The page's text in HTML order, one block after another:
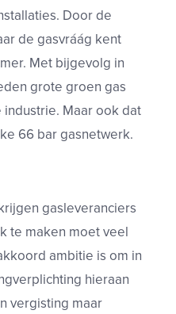
Door de
de gasvráág kent
Met bijgevolg in
grote groen gas
Maar ook dat
66 bar gasnetwerk.
gasleveranciers
te maken moet veel
ambitie is om in
hieraan
vergisting maar